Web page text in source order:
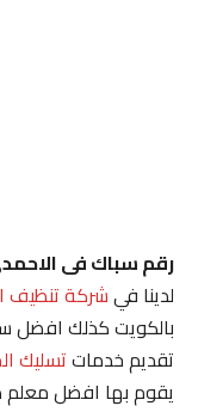
رقم سباك فى الاحمدى
لدينا فيشركة تنظيف
بالكويت كذلك افضل
تقديم خدماتتسليك
يقوم بها افضل معلم